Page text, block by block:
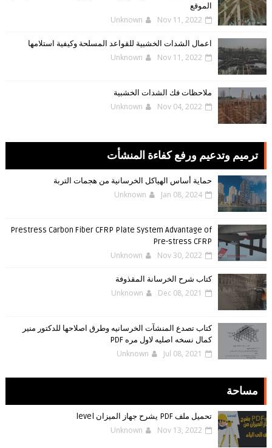
الموقع
Unknown Nov 11, 2022
اعمال الشدات الخشبية للقواعد المسلحة وكيفية استلامها
Unknown Nov 11, 2022
ملاحظات فك الشدات الخشبية
Unknown Nov 04, 2022
ترميم وتدعيم ورفع كفاءة المنشأت
حماية أساس الهياكل الخرسانية من هجمات التربة
Unknown Jan 08, 2024
Prestress Carbon Fiber CFRP Plate System Advantage of
Pre-stress CFRP
Unknown Nov 30, 2022
كتاب شرح الخرسانة المقذوفة
Unknown Dec 08, 2021
كتاب تصدع المنشآت الخرسانيه وطرق اصلاحها للدكتور منير
كمال نسخه اصليه لاول مره PDF
Unknown Jul 08, 2021
مساحة
تحميل ملف PDF يشرح جهاز الميزان level
Unknown Nov 13, 2022